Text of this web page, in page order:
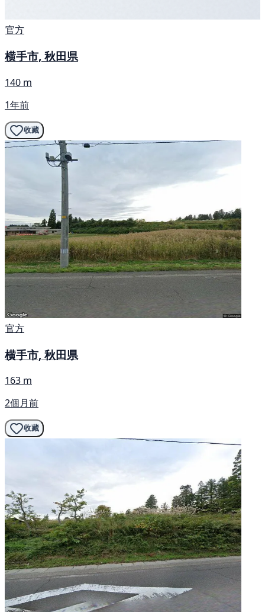
官方
横手市, 秋田県
140 m
1年前
收藏
官方
横手市, 秋田県
163 m
2個月前
收藏